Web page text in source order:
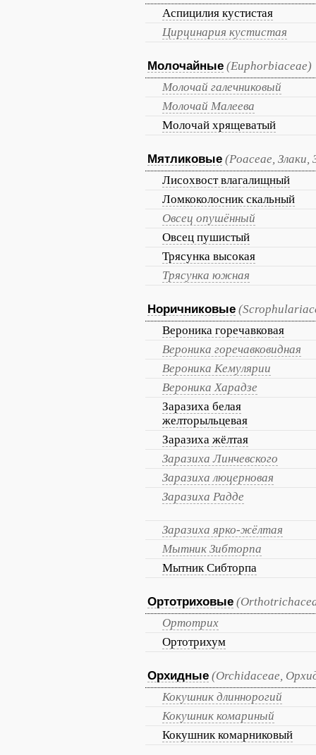
Аспицилия кустистая
Цирцинария кустистая
Молочайные (Euphorbiaceae)
Молочай галечниковый
Молочай Малеева
Молочай хрящеватый
Мятликовые (Poaceae, Злаки,
Лисохвост влагалищный
Ломкоколосник скальный
Овсец опушённый
Овсец пушистый
Трясунка высокая
Трясунка южная
Норичниковые
Вероника горечавковая
Вероника горечавковидная
Вероника Кемулярии
Вероника Харадзе
Заразиха белая
желторыльцевая
Заразиха жёлтая
Заразиха Линчевского
Заразиха люцерновая
Заразиха Радде
Заразиха ярко-жёлтая
Мытник Зибторпа
Мытник Сибторпа
Ортотриховые
Ортотрих
Ортотрихум
Орхидные (Orchidaceae,
Кокушник длиннорогий
Кокушник комариный
Кокушник комарниковый